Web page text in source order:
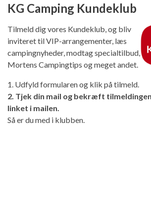
KG Camping Kundeklub
Tilmeld dig vores Kundeklub, og bliv
inviteret til VIP-arrangementer, læs
campingnyheder, modtag specialtilbud,
Mortens Campingtips og meget andet.
1. Udfyld formularen og klik på tilmeld.
2. Tjek din mail og bekræft
linket i mailen.
Så er du med i klubben.